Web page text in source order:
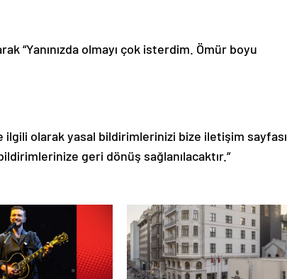
“Yanınızda olmayı çok isterdim. Ömür boyu
ilgili olarak yasal bildirimlerinizi bize iletişim sayfası
geri dönüş sağlanılacaktır.”